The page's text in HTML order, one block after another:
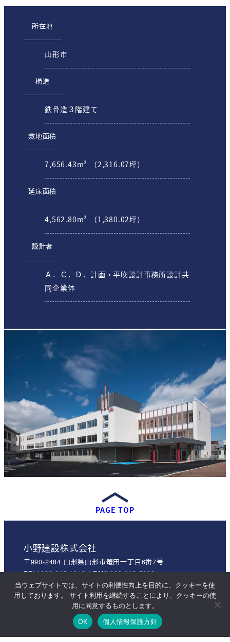
所在地
山形市
構造
鉄骨造３階建て
敷地面積
7,656.43m² （2,316.07坪）
延床面積
4,562.80m² （1,380.02坪）
設計者
Ａ．Ｃ．Ｄ．計画・平吹設計事務所設計共
同企業体
PAGE TOP
小野建設株式会社
〒990-2484 山形県山形市篭田一丁目6番7号
TEL：023-645-1818 / FAX：023-643-5889
0120-451-858
※当サイトに掲載されているデータの無断転載を禁止します。© ONO
KENSETSU
当ウェブサイトでは、サイトの利便性向上を目的に、クッキーを使
用しております。 サイト利用を継続することにより、クッキーの使
用に同意するものとします。
OK
個人情報保護方針